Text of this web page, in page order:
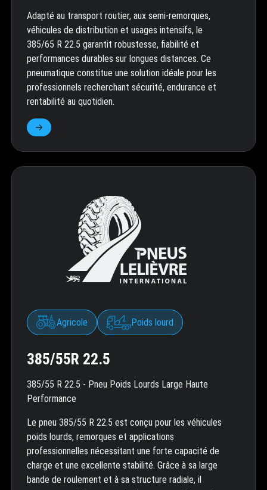
Adapté au transport routier, aux semi-remorques,
véhicules de distribution et usages intensifs, le
385/65 R 22.5 garantit robustesse, fiabilité et
performances durables sur longues distances. Ce
pneumatique constitue une solution idéale pour les
professionnels recherchant sécurité, endurance et
rentabilité au quotidien.
Agricole Poids lourd
385/55R 22.5
385/55 R 22.5 - Pneu Poids Lourds Large Haute
Performance
Le pneu 385/55 R 22.5 est conçu pour les véhicules
poids lourds, remorques et applications
professionnelles nécessitant une forte capacité de
charge et une excellente stabilité. Grâce à sa large
bande de roulement et à sa structure radiale, il